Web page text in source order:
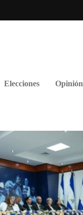
Elecciones Opinión